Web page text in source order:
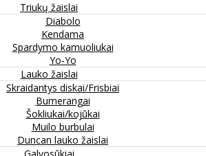
Triukų žaislai
Diabolo
Kendama
Spardymo kamuoliukai
Yo-Yo
Lauko žaislai
Skraidantys diskai/Frisbiai
Bumerangai
Šokliukai/kojūkai
Muilo burbulai
Duncan lauko žaislai